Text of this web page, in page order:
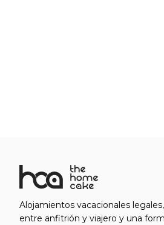
Alojamientos vacacionales
entre anfitrión y viajero y una